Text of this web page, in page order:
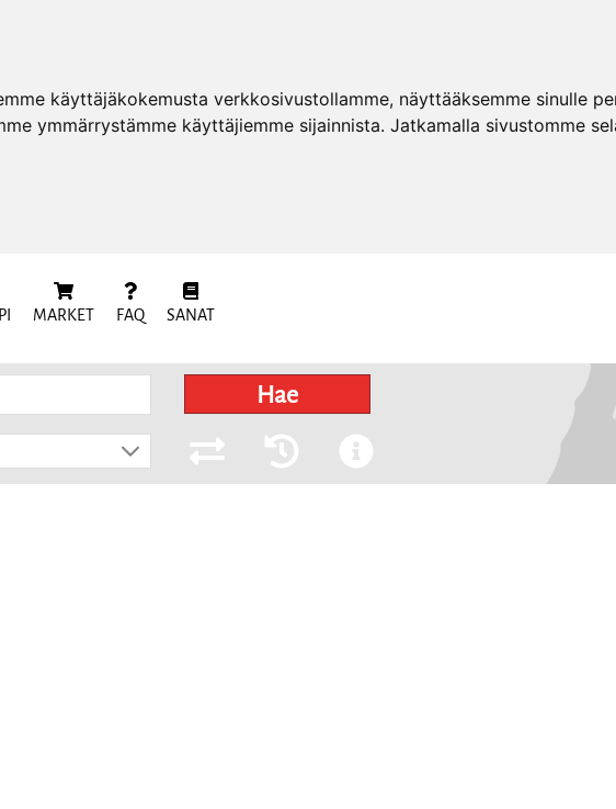
käyttäjäkokemusta verkkosivustollamme, näyttääksemme sinulle
ymmärrystämme käyttäjiemme sijainnista. Jatkamalla sivustomme
MARKET FAQ SANAT
Hae